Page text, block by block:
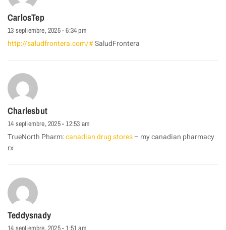
CarlosTep
13 septiembre, 2025 - 6:34 pm
http://saludfrontera.com/#SaludFrontera
Charlesbut
14 septiembre, 2025 - 12:53 am
TrueNorth Pharm:canadian drug stores– my canadian pharmacy
rx
Teddysnady